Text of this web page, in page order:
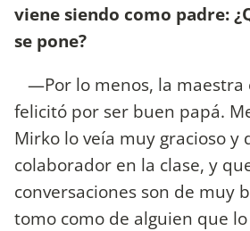
viene siendo como padre:
se pone?
—Por lo menos, la maestra
felicitó por ser buen papá.
Mirko lo veía muy gracioso y
colaborador en la clase, y
conversaciones son de muy
tomo como de alguien que